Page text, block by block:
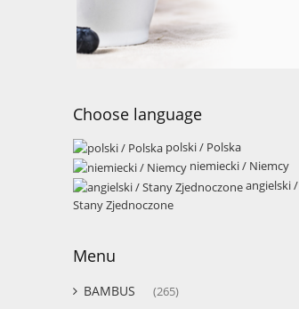
Choose language
polski / Polska
niemiecki / Niemcy
angielski /
Stany Zjednoczone
Menu
BAMBUS (265)